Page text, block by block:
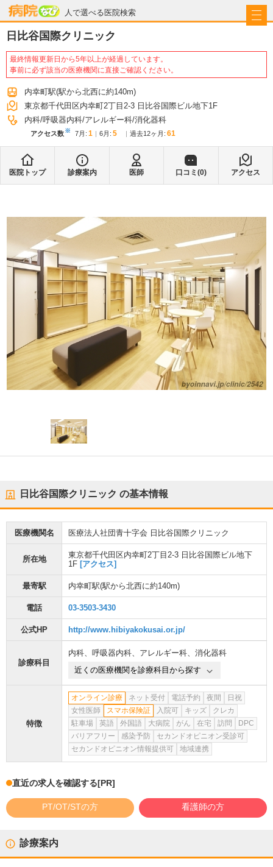
人で選べる医院検索
病院なび
日比谷国際クリニック
最終情報更新日から5年以上が経過しています。
事前に必ず該当の医療機関に直接ご確認ください。
内幸町駅(駅から北西に約140m)
東京都千代田区内幸町2丁目2-3 日比谷国際ビル地下1F
内科 呼吸器内科 アレルギー科 消化器科
アクセス数※ 7月 : 1 6月 : 5 過去12ヶ月: 61
医院トップ 診療案内 医師 口コミ(0) アクセス
日比谷国際クリニック の基本情報
医療機関名 医療法人社団青十字会 日比谷国際クリニック
所在地
東京都千代田区内幸町2丁目2-3 日比谷国際ビル地下
1F [アクセス]
最寄駅 内幸町駅(駅から北西に約140m)
電話 03-3503-3430
公式HP http://www.hibiyakokusai.or.jp/
診療科目
内科、 呼吸器内科、 アレルギー科、 消化器科
近くの医療機関を診療科目から探す
特徴
オンライン診療 ネット受付 電話予約 夜間
日祝
女性医師
スマホ保険証 入院可 キッズ
クレカ
駐車場
英語 外国語 大病院 がん 在宅 訪問
DPC
バリアフリー
感染予防
セカンドオピニオン受診可
セカンドオピニオン情報提供可
地域連携
直近の求人を確認する[PR]
PT/OT/STの方 看護師の方
診療案内